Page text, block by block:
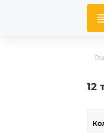
12